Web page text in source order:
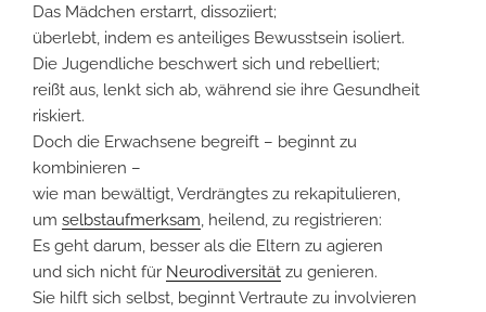
Das Mädchen erstarrt, dissoziiert;
überlebt, indem es anteiliges Bewusstsein isoliert.
Die Jugendliche beschwert sich und rebelliert;
reißt aus, lenkt sich ab, während sie ihre Gesundheit
riskiert.
Doch die Erwachsene begreift – beginnt zu
kombinieren –
wie man bewältigt, Verdrängtes zu rekapitulieren,
um selbstaufmerksam , heilend, zu registrieren:
Es geht darum, besser als die Eltern zu agieren
und sich nicht für Neurodiversität zu genieren.
Sie hilft sich selbst, beginnt Vertraute zu involvieren